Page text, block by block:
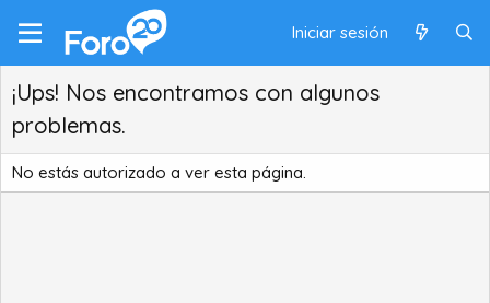
Iniciar sesión
¡Ups! Nos encontramos con algunos
problemas.
No estás autorizado a ver esta página.